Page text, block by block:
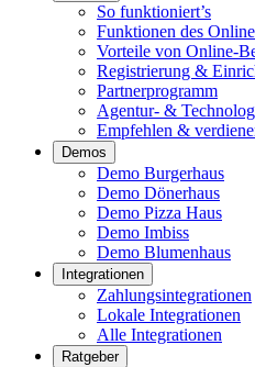
So funktioniert’s
Funktionen des
Vorteile von Online-
Registrierung &
Partnerprogramm
Agentur- &
Empfehlen &
Demos
Demo Burgerhaus
Demo Dönerhaus
Demo Pizza Haus
Demo Imbiss
Demo Blumenhaus
Integrationen
Zahlungsintegrationen
Lokale Integrationen
Alle Integrationen
Ratgeber